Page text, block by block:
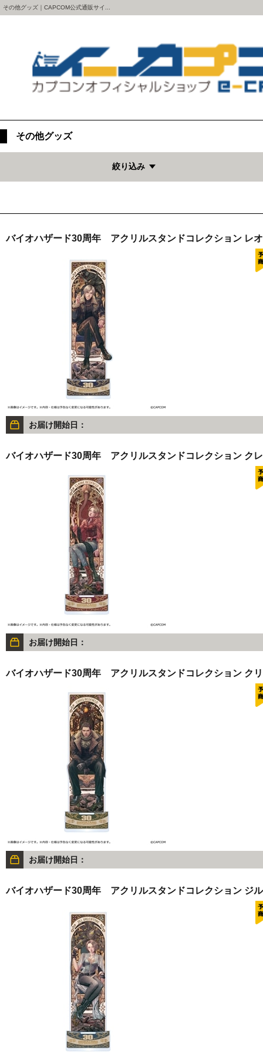
その他グッズ｜CAPCOM公式通販サイ...
その他グッズ
絞り込み
バイオハザード30周年 アクリルスタンドコレクション レ
お届け開始日：
バイオハザード30周年 アクリルスタンドコレクション ク
お届け開始日：
バイオハザード30周年 アクリルスタンドコレクション ク
お届け開始日：
バイオハザード30周年 アクリルスタンドコレクション ジル